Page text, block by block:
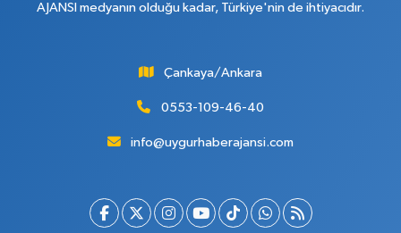
AJANSI medyanın olduğu kadar, Türkiye'nin de ihtiyacıdır.
Çankaya/Ankara
0553-109-46-40
info@uygurhaberajansi.com